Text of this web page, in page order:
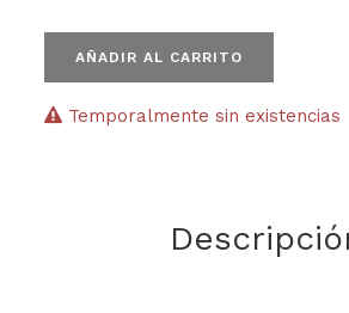
AÑADIR AL CARRITO
Temporalmente sin existencias